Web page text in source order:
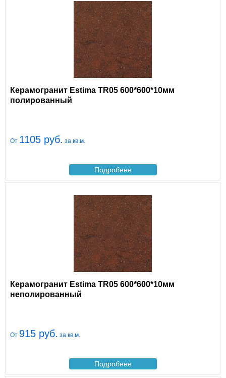
Керамогранит Estima TR05 600*600*10мм
полированный
От 1105 руб. за кв.м.
Подробнее
Керамогранит Estima TR05 600*600*10мм
неполированный
От 915 руб. за кв.м.
Подробнее